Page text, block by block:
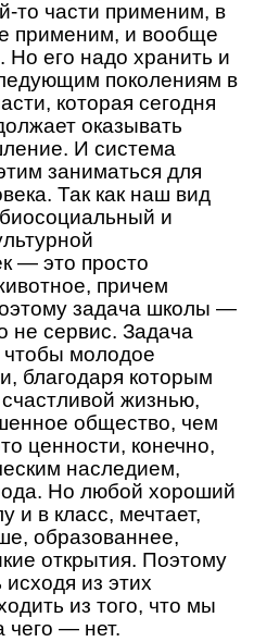
то части применим, в
применим, и вообще
его надо хранить и
поколениям в
которая сегодня
оказывать
И система
заниматься для
Так как наш вид
и
— это просто
причем
задача школы —
не сервис. Задача
молодое
благодаря которым
жизнью,
общество, чем
ценности, конечно,
наследием,
Но любой хороший
и в класс, мечтает,
образованнее,
открытия. Поэтому
из этих
из того, что мы
чего — нет.